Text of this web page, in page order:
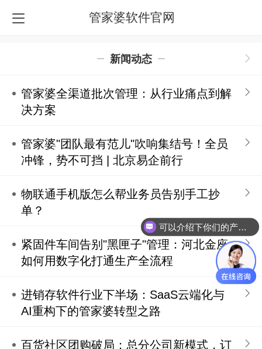
管家婆软件官网
新闻动态
管家婆全渠道批次管理：从行业痛点到解
决方案
管家婆"团队最有范儿"吹响集结号！全员
冲锋，势不可挡 | 北京易企前行
物联通手机版怎么帮业务员告别手工抄
单？
紧固件车间告别"黑匣子"管理：河北金座
如何用数字化打通生产全流程
进销存软件行业下半场：SaaS云端化与
AI重构下的管家婆转型之路
百货社区团购破局：总分公司新模式，订
可以介绍下你们的产品么？